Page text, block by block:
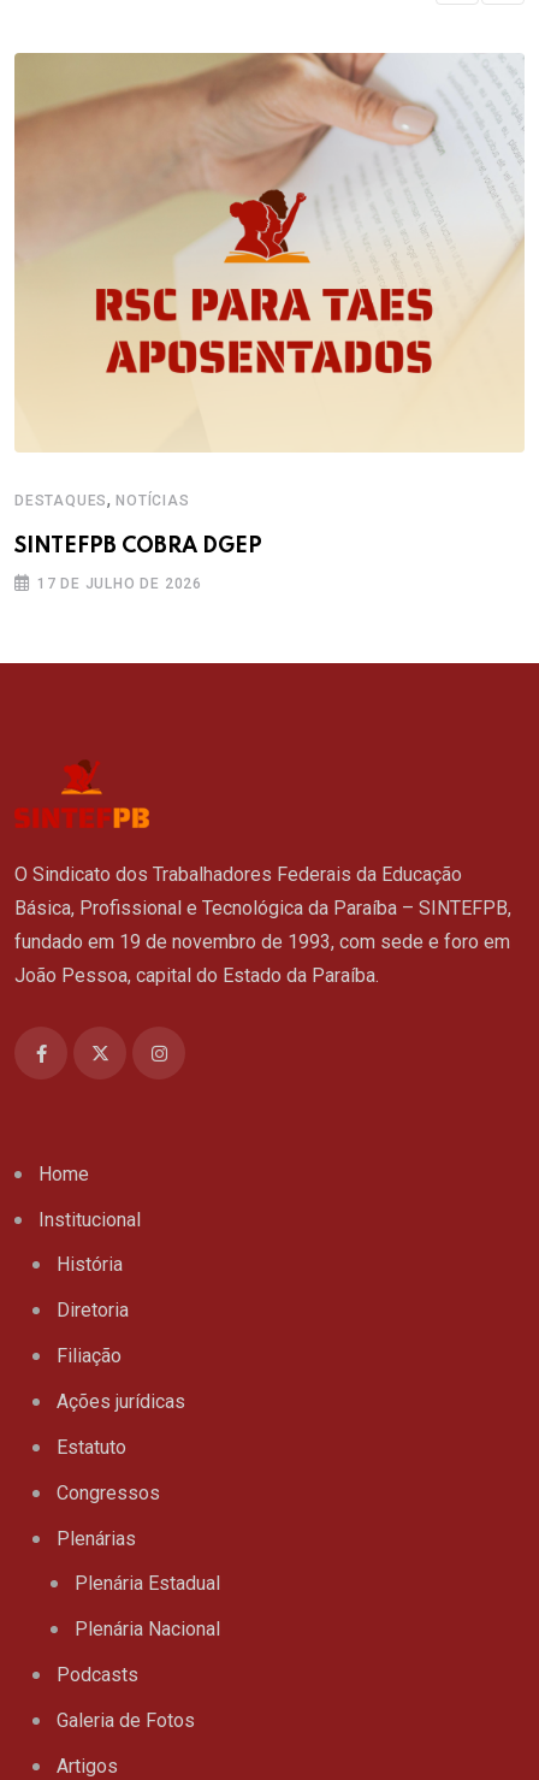
DESTAQUES,NOTÍCIAS
SINTEFPB COBRA DGEP
17 DE JULHO DE 2026
O Sindicato dos Trabalhadores Federais da Educação
Básica, Profissional e Tecnológica da Paraíba – SINTEFPB,
fundado em 19 de novembro de 1993, com sede e foro em
João Pessoa, capital do Estado da Paraíba.
Home
Institucional
História
Diretoria
Filiação
Ações jurídicas
Estatuto
Congressos
Plenárias
Plenária Estadual
Plenária Nacional
Podcasts
Galeria de Fotos
Artigos